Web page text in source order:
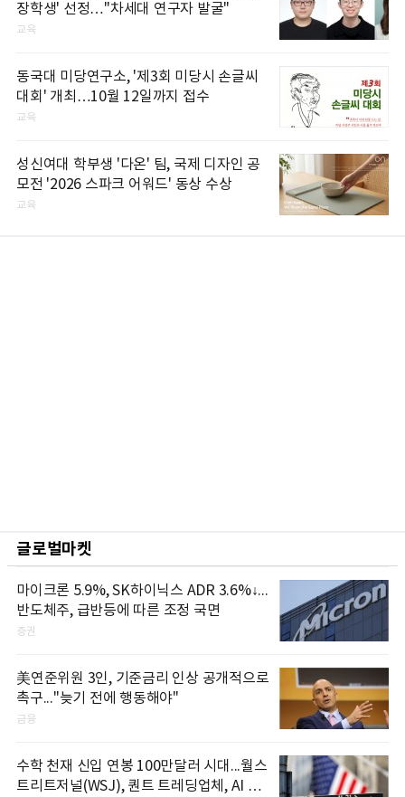
장학생' 선정…"차세대 연구자 발굴"
교육
동국대 미당연구소, '제3회 미당시 손글씨
대회' 개최…10월 12일까지 접수
교육
성신여대 학부생 '다온' 팀, 국제 디자인 공
모전 '2026 스파크 어워드' 동상 수상
교육
글로벌마켓
마이크론 5.9%, SK하이닉스 ADR 3.6%↓...
반도체주, 급반등에 따른 조정 국면
증권
美연준위원 3인, 기준금리 인상 공개적으로
촉구..."늦기 전에 행동해야"
금융
수학 천재 신입 연봉 100만달러 시대...월스
트리트저널(WSJ), 퀀트 트레딩업체, AI 기